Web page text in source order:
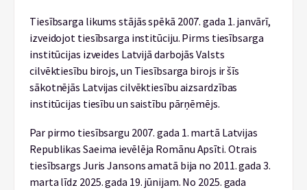
Tiesībsarga likums stājās spēkā 2007. gada 1. janvārī,
izveidojot tiesībsarga institūciju. Pirms tiesībsarga
institūcijas izveides Latvijā darbojās Valsts
cilvēktiesību birojs, un Tiesībsarga birojs ir šīs
sākotnējās Latvijas cilvēktiesību aizsardzības
institūcijas tiesību un saistību pārņēmējs.
Par pirmo tiesībsargu 2007. gada 1. martā Latvijas
Republikas Saeima ievēlēja Romānu Apsīti. Otrais
tiesībsargs Juris Jansons amatā bija no 2011. gada 3.
marta līdz 2025. gada 19. jūnijam. No 2025. gada